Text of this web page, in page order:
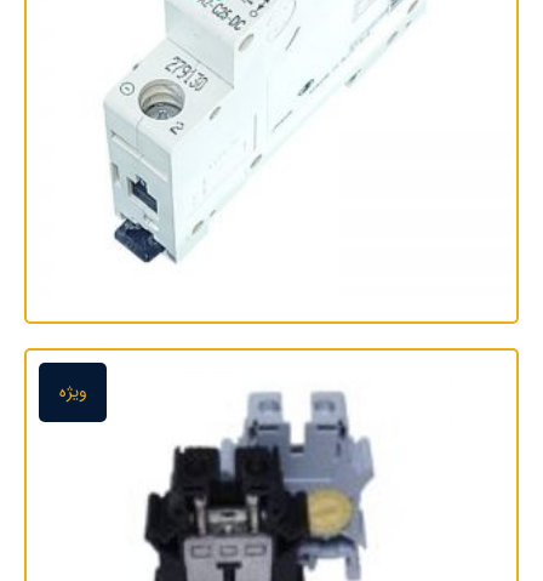
اطلاعات بیشتر
ویژه